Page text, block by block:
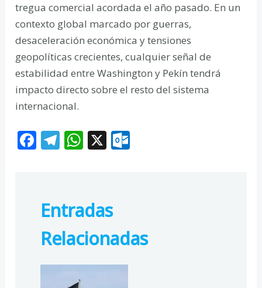
tregua comercial acordada el año pasado. En un
contexto global marcado por guerras,
desaceleración económica y tensiones
geopolíticas crecientes, cualquier señal de
estabilidad entre Washington y Pekín tendrá
impacto directo sobre el resto del sistema
internacional.
F
o
o
k
T
a
m
W
s
A
p
p
X
c
o
Entradas
Relacionadas